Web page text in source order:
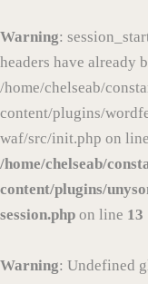
Warning:
headers have already
/home/chelseab/
content/plugins/
waf/src/init.php on
/home/chelseab/
content/plugins/
session.php on line 13
Warning: Undefined